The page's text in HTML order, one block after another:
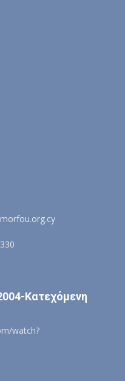
Κατεχόμενη
watch?